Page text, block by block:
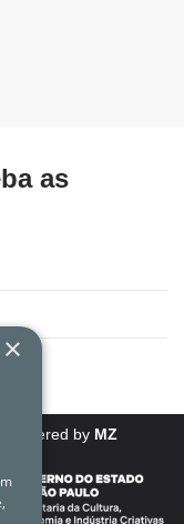
as
Powered by MZ
×